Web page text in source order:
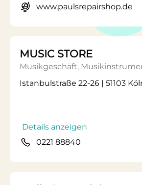
www.paulsrepairshop.de
MUSIC STORE
Musikgeschäft,
Istanbulstraße 22-26 | 51103
Details anzeigen
0221 88840